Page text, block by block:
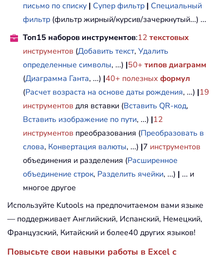
письмо по списку | Супер фильтр | Специальный
фильтр (фильтр жирный/курсив/зачеркнутый...) ...
Топ15 наборов инструментов:12 текстовых
инструментов (Добавить текст, Удалить
определенные символы, ...) |50+ типов диаграмм
(Диаграмма Ганта, ...) |40+ полезных формул
(Расчет возраста на основе даты рождения, ...) |19
инструментов для вставки (Вставить QR-код,
Вставить изображение по пути, ...) |12
инструментов преобразования (Преобразовать в
слова, Конвертация валюты, ...) |7 инструментов
объединения и разделения (Расширенное
объединение строк, Разделить ячейки, ...) | ... и
многое другое
Используйте Kutools на предпочитаемом вами языке
— поддерживает Английский, Испанский, Немецкий,
Французский, Китайский и более40 других языков!
Повысьте свои навыки работы в Excel с